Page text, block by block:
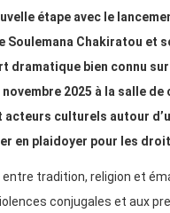
étape avec le
Chakiratou et
dramatique bien connu
2025 à la salle de
culturels autour
en plaidoyer pour les
tradition, religion et
conjugales et aux